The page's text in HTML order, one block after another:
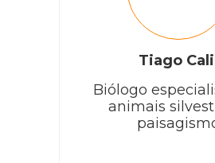
Tiago Calil
Biólogo
animais